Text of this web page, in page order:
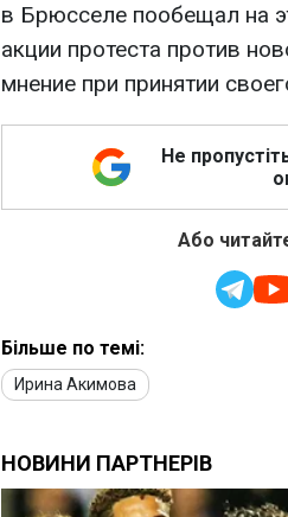
в Брюсселе пообещал на
акции протеста против
мнение при принятии
Не
Або
Більше по темі:
Ирина Акимова